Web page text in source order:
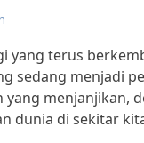
yang terus
sedang menjadi
yang menjanjikan,
dunia di sekitar